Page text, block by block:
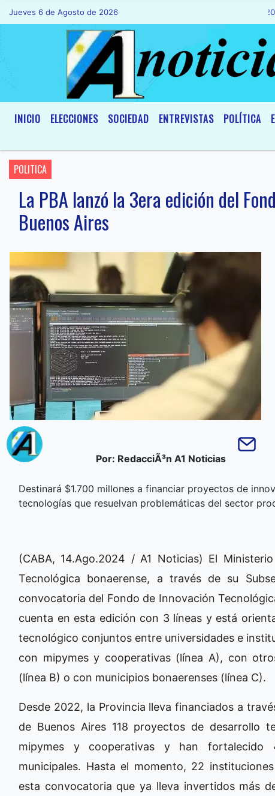
Jueves 6 de Agosto de 2026Hoy es Jueves 6 de Agosto de 2026 y
INICIO ELECCIONES SOCIEDAD ENTREVISTAS POLÍTICA
POLITICA
La PBA lanzó la 3era edición del
Buenos Aires
Por: RedacciÃ³n A1 Noticias
Destinará $1.700 millones a financiar proyectos de
tecnologías que resuelvan problemáticas del sector
(CABA, 14.Ago.2024 / A1 Noticias) El
Tecnológica bonaerense, a través de su
convocatoria del Fondo de Innovación
cuenta en esta edición con 3 líneas y está
tecnológico conjuntos entre universidades e
con mipymes y cooperativas (línea A), con
(línea B) o con municipios bonaerenses (línea C).
Desde 2022, la Provincia lleva financiados a
de Buenos Aires 118 proyectos de desarrollo
mipymes y cooperativas y han fortalecido
municipales. Hasta el momento, 22
esta convocatoria que ya lleva invertidos más